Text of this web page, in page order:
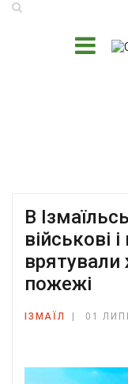
В
військові
врятували
пожежі
ІЗМАЇЛ 01